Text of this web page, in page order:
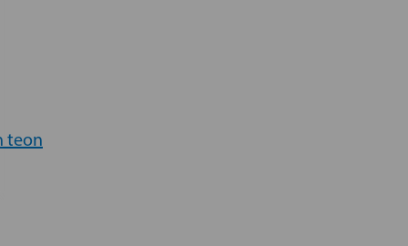
teon